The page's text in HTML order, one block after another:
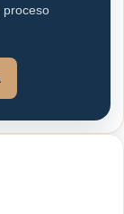
proceso